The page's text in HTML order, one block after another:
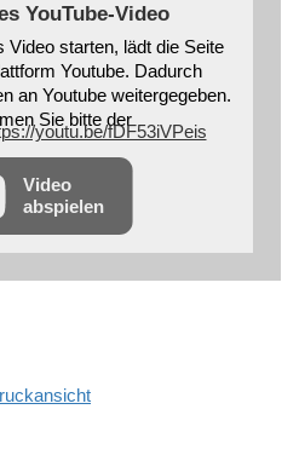
YouTube-Video
Video starten, lädt die Seite
Youtube. Dadurch
an Youtube weitergegeben.
Sie bitte der
youtu.be/fDF53iVPeis
Video
abspielen